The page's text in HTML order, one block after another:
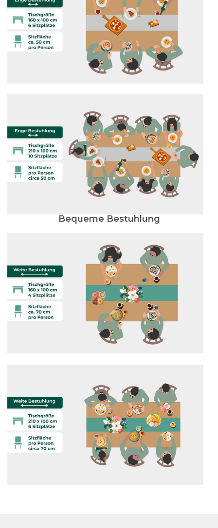
Bequeme Bestuhlung